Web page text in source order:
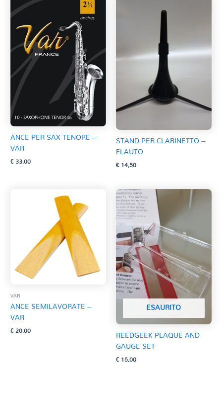
ANCE PER SAX TENORE –
VAR
€33,00
STAND PER CLARINETTO –
FLAUTO
€14,50
VAR
ANCE SEMILAVORATE –
VAR
€20,00
ESAURITO
REEDGEEK PLAQUE AND
GAUGE SET
€15,00